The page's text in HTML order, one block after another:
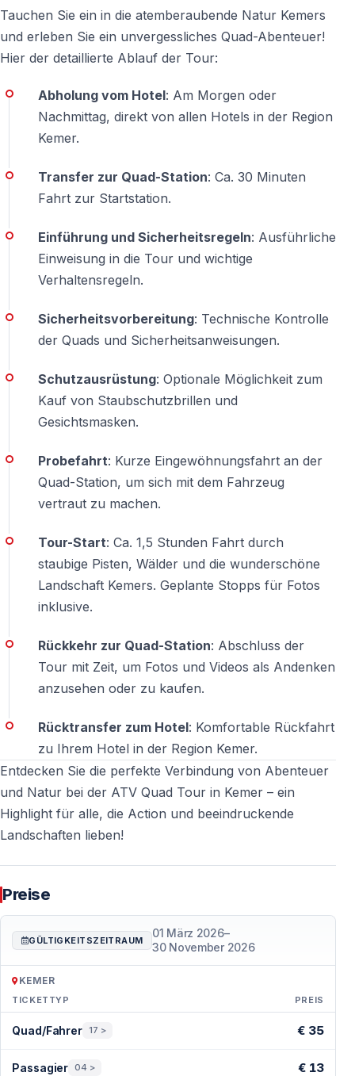
— Gesamtdauer inkl. Transfer: ca. 4–5 Stunden
Der genaue Ablauf kann je nach Hotelstandort und
Buchung & Verfügbarkeit
Die Kemer Quad Safari zählt zu den beliebtesten
Outdoor-Aktivitäten der Region. Besonders in der
empfohlen.
— Kostenlose Stornierung bis 48 Stunden vor
Tourbeginn
Häufig gestellte Fragen
Benötige ich einen Führerschein?
Nein, ein Führerschein ist nicht erforderlich.
Ja. Die meisten Teilnehmer fahren zum ersten Mal
Durch professionelle Guides, Pflichthelme und
kontrolliertes Tempo.
Findet die Tour in Gruppen statt?
durchgeführt.
Wird es staubig?
Ja, Staub ist Teil des Offroad-Erlebnisses.
Können zwei Personen ein Quad nutzen?
Ja, je nach Verfügbarkeit sind die Quads für zwei
Personen geeignet.
Weitere Kemer Touren & Aktivitäten
Entdecken Sie neben der Quad Safari viele weitere
Ausflüge, Abenteuer- und Freizeitangebote in der
Region Kemer auf
Kemer Touren und Aktivitäten
und gestalten Sie Ihren Urlaub abwechslungsreich und
Tauchen Sie ein in die atemberaubende Natur Kemers
und erleben Sie ein unvergessliches Quad-Abenteuer!
Hier der detaillierte Ablauf der Tour:
Abholung vom Hotel: Am Morgen oder
Nachmittag, direkt von allen Hotels in der Region
Kemer.
Transfer zur Quad-Station: Ca. 30 Minuten
Fahrt zur Startstation.
Einführung und Sicherheitsregeln: Ausführliche
Einweisung in die Tour und wichtige
Verhaltensregeln.
Sicherheitsvorbereitung: Technische Kontrolle
der Quads und Sicherheitsanweisungen.
Schutzausrüstung: Optionale Möglichkeit zum
Kauf von Staubschutzbrillen und
Gesichtsmasken.
Probefahrt: Kurze Eingewöhnungsfahrt an der
Quad-Station, um sich mit dem Fahrzeug
vertraut zu machen.
Tour-Start: Ca. 1,5 Stunden Fahrt durch
staubige Pisten, Wälder und die wunderschöne
Landschaft Kemers. Geplante Stopps für Fotos
inklusive.
Rückkehr zur Quad-Station: Abschluss der
Tour mit Zeit, um Fotos und Videos als Andenken
anzusehen oder zu kaufen.
Rücktransfer zum Hotel: Komfortable Rückfahrt
zu Ihrem Hotel in der Region Kemer.
Entdecken Sie die perfekte Verbindung von Abenteuer
und Natur bei der ATV Quad Tour in Kemer – ein
Highlight für alle, die Action und beeindruckende
Landschaften lieben!
Preise
GÜLTIGKEITSZEITRAUM
01 März 2026–
30 November 2026
KEMER
TICKETTYP PREIS
Quad/Fahrer 17 > € 35
Passagier 04 > € 13